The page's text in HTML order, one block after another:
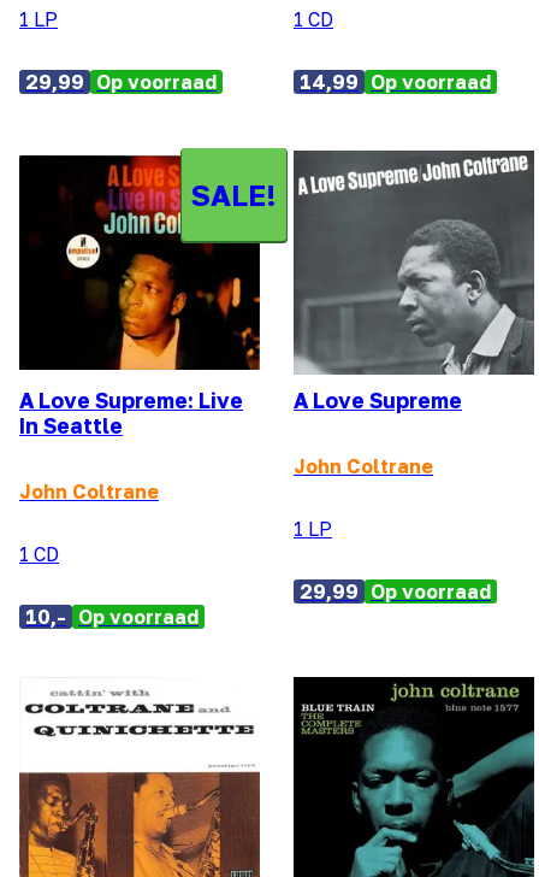
1 LP
29,99 Op voorraad
1 CD
14,99 Op voorraad
SALE!
A Love Supreme: Live
In Seattle
John Coltrane
1 CD
10,- Op voorraad
A Love Supreme
John Coltrane
1 LP
29,99 Op voorraad